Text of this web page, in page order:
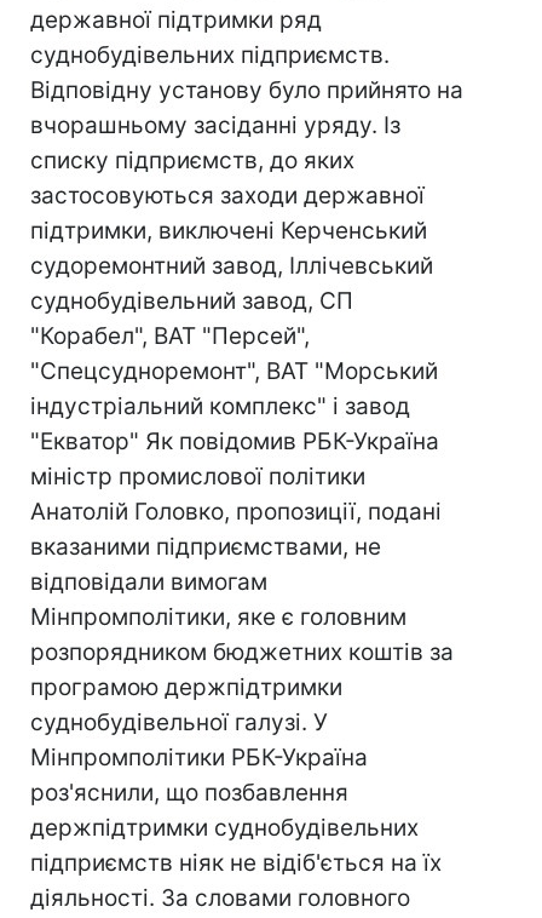
державної підтримки ряд
суднобудівельних підприємств.
Відповідну установу було прийнято на
вчорашньому засіданні уряду. Із
списку підприємств, до яких
застосовуються заходи державної
підтримки, виключені Керченський
судоремонтний завод, Іллічевський
суднобудівельний завод, СП
"Корабел", ВАТ "Персей",
"Спецсудноремонт", ВАТ "Морський
індустріальний комплекс" і завод
"Екватор" Як повідомив РБК-Україна
міністр промислової політики
Анатолій Головко, пропозиції, подані
вказаними підприємствами, не
відповідали вимогам
Мінпромполітики, яке є головним
розпорядником бюджетних коштів за
програмою держпідтримки
суднобудівельної галузі. У
Мінпромполітики РБК-Україна
роз'яснили, що позбавлення
держпідтримки суднобудівельних
підприємств ніяк не відіб'ється на їх
діяльності. За словами головного